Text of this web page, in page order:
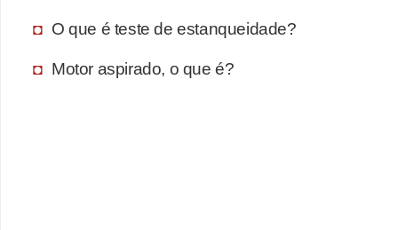
O que é teste de estanqueidade?
Motor aspirado, o que é?